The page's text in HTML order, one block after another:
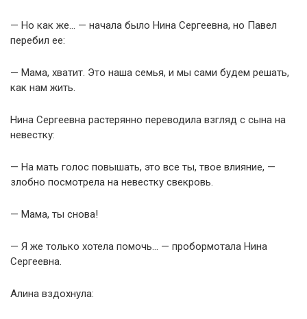
— Но как же… — начала было Нина Сергеевна, но Павел
перебил ее:
— Мама, хватит. Это наша семья, и мы сами будем решать,
как нам жить.
Нина Сергеевна растерянно переводила взгляд с сына на
невестку:
— На мать голос повышать, это все ты, твое влияние, —
злобно посмотрела на невестку свекровь.
— Мама, ты снова!
— Я же только хотела помочь… — пробормотала Нина
Сергеевна.
Алина вздохнула: